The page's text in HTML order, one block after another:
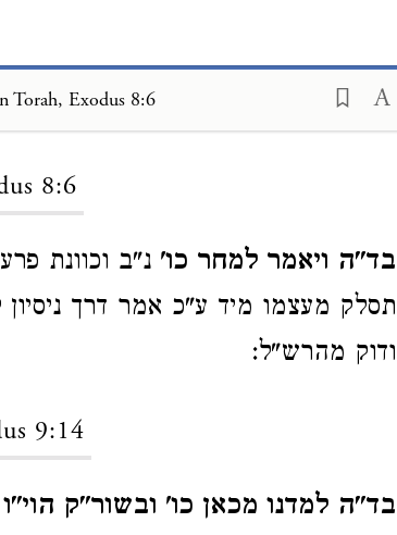
Torah, Exodus 8:6
8:6
בד"ה ויאמר למחר כו' נ"ב וכוונת
תסלק מעצמו מיד ע"כ אמר דרך
ודוק מהרש"ל:
9:14
בד"ה למדנו מכאן כו' ובשור"ק הוי"ו